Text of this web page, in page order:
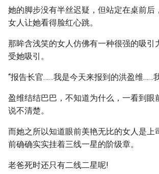
她的脚步没有半丝迟疑，但站定在桌前后
女人让她看得脸红心跳。
那眸含浅笑的女人仿佛有一种很强的吸引
受她吸引。
“报告长官……我是今天来报到的洪盈维……
盈维结结巴巴，不知道为什么，一看到眼
说不清楚。
而她之所以知道眼前美艳无比的女人是上
前确确实实挂着三线一星的阶级章。
老爸死时还只有二线二星呢!